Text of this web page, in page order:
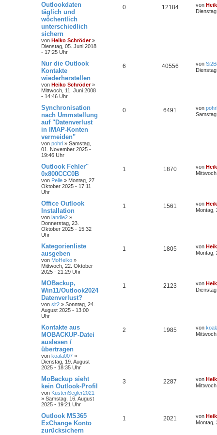
Outlookdaten
täglich und
wöchentlich
unterschiedlich
sichern
von Heiko Schröder»
Dienstag, 05. Juni 2018
- 17:25 Uhr
0 12184 von
Nur die Outlook
Kontakte
wiederherstellen
von Heiko Schröder»
Mittwoch, 11. Juni 2008
- 14:46 Uhr
6 40556 von
Synchronisation
nach Ummstellung
auf "Datenverlust
in IMAP-Konten
vermeiden"
von pohrl » Samstag,
01. November 2025 -
19:46 Uhr
0 6491 von pohrl
Outlook Fehler"
0x800CCC0B
von Pelle » Montag, 27.
Oktober 2025 - 17:11
Uhr
1 1870 von
Office Outlook
Installation
von landie2 »
Donnerstag, 23.
Oktober 2025 - 15:32
Uhr
1 1561 von
Montag,
Kategorienliste
ausgeben
von MoHeiko »
Mittwoch, 22. Oktober
2025 - 21:29 Uhr
1 1805 von
Montag,
MOBackup,
Win11/Outlook2024
Datenverlust?
von sit2 » Sonntag, 24.
August 2025 - 13:00
Uhr
1 2123 von
Kontakte aus
MOBACKUP-Datei
auslesen /
übertragen
von koala007 »
Dienstag, 19. August
2025 - 18:35 Uhr
2 1985 von
MoBackup sieht
kein Outlook-Profil
von KüstenSegler2021
» Samstag, 16. August
2025 - 19:21 Uhr
3 2287 von
Outlook MS365
ExChange Konto
zurücksichern
1 2021 von
Montag,